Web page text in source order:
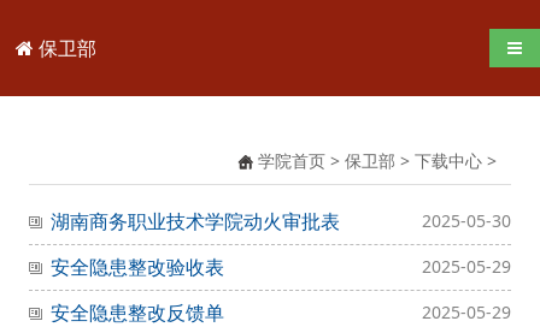
保卫部 导
学院首页 > 保卫部 > 下载中心 >
湖南商务职业技术学院动火审批表 2025-05-30
安全隐患整改验收表 2025-05-29
安全隐患整改反馈单 2025-05-29